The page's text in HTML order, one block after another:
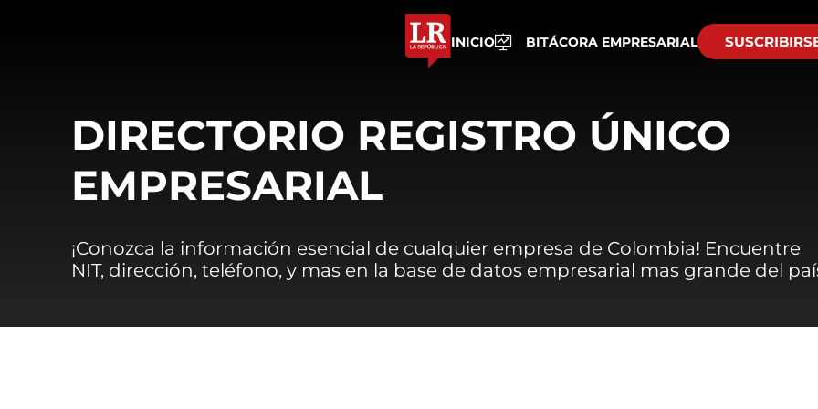
INICIO BITÁCORA EMPRESARIAL
DIRECTORIO REGISTRO ÚNICO
EMPRESARIAL
¡Conozca la información esencial de cualquier empresa de Colombia! Encuentre
NIT, dirección, teléfono, y mas en la base de datos empresarial mas grande del